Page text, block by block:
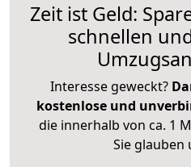
Zeit ist Geld:
schnellen
Interesse geweckt?
kostenlose und
die innerhalb von ca. 1
Sie glauben